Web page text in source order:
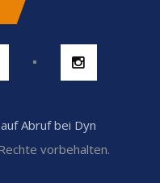
Abruf bei Dyn
vorbehalten.